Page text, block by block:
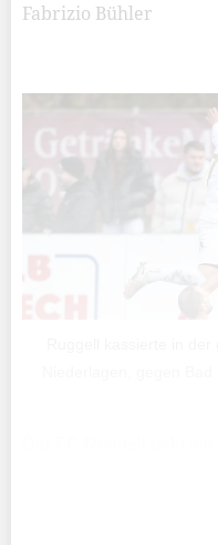
Fabrizio Bühler